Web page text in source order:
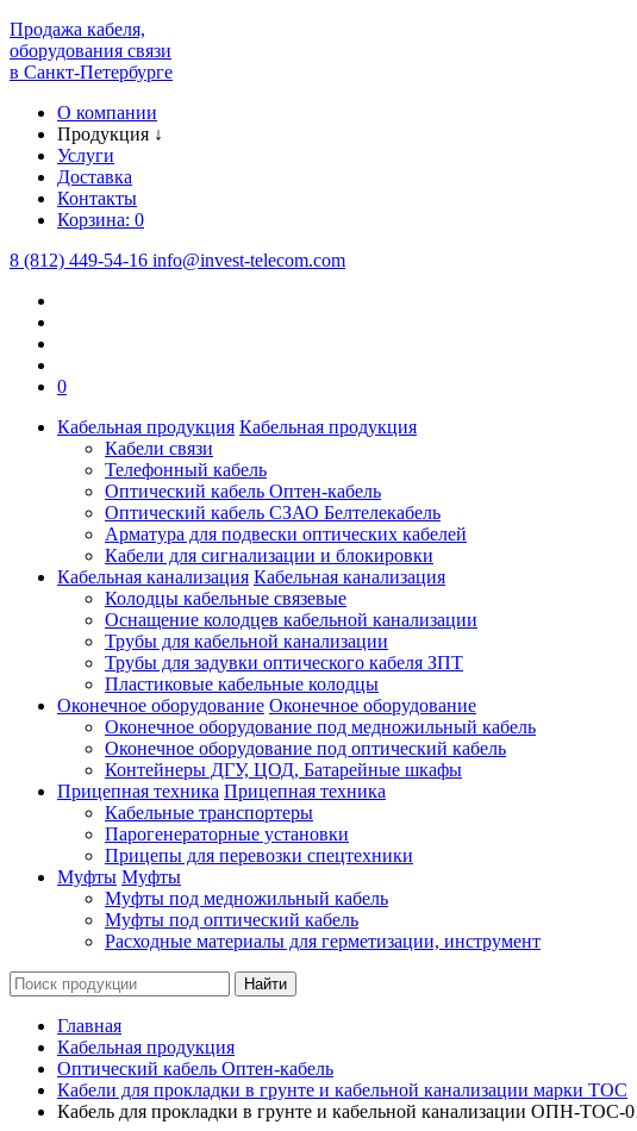
Продажа кабеля,
оборудования связи
в Санкт-Петербурге
О компании
Продукция ↓
Услуги
Доставка
Контакты
Корзина: 0
8 (812) 449-54-16 info@invest-telecom.com
0
Кабельная продукция Кабельная продукция
Кабели связи
Телефонный кабель
Оптический кабель Оптен-кабель
Оптический кабель СЗАО Белтелекабель
Арматура для подвески оптических кабелей
Кабели для сигнализации и блокировки
Кабельная канализация Кабельная канализация
Колодцы кабельные связевые
Оснащение колодцев кабельной канализации
Трубы для кабельной канализации
Трубы для задувки оптического кабеля ЗПТ
Пластиковые кабельные колодцы
Оконечное оборудование Оконечное оборудование
Оконечное оборудование под медножильный кабель
Оконечное оборудование под оптический кабель
Контейнеры ДГУ, ЦОД, Батарейные шкафы
Прицепная техника Прицепная техника
Кабельные транспортеры
Парогенераторные установки
Прицепы для перевозки спецтехники
Муфты Муфты
Муфты под медножильный кабель
Муфты под оптический кабель
Расходные материалы для герметизации, инструмент
Главная
Кабельная продукция
Оптический кабель Оптен-кабель
Кабели для прокладки в грунте и кабельной канализации марки ТОС
Кабель для прокладки в грунте и кабельной канализации ОПН-ТОС-